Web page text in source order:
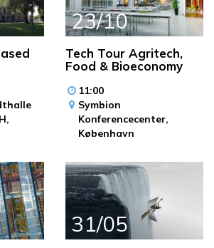
23/10
Tech Tour Agritech,
Food & Bioeconomy
11:00
Symbion
Konferencecenter,
København
31/05